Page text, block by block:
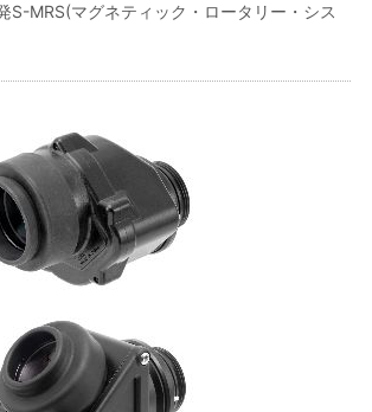
S-MRS(マグネティック・ロータリー・シス